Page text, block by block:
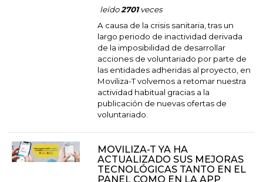
leído2701veces
A causa de la crisis sanitaria, tras un
largo periodo de inactividad derivada
de la imposibilidad de desarrollar
acciones de voluntariado por parte de
las entidades adheridas al proyecto, en
Moviliza-T volvemos a retomar nuestra
actividad habitual gracias a la
publicación de nuevas ofertas de
voluntariado.
MOVILIZA-T YA HA
ACTUALIZADO SUS MEJORAS
TECNOLÓGICAS TANTO EN EL
PANEL COMO EN LA APP